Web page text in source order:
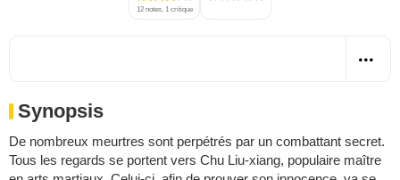
12 notes, 1 critique
Synopsis
De nombreux meurtres sont perpétrés par un combattant secret.
Tous les regards se portent vers Chu Liu-xiang, populaire maître